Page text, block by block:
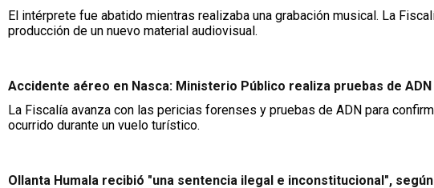
El intérprete fue abatido mientras realizaba una grabación musical. La
producción de un nuevo material audiovisual.
Accidente aéreo en Nasca: Ministerio Público realiza pruebas de
La Fiscalía avanza con las pericias forenses y pruebas de ADN para
ocurrido durante un vuelo turístico.
Ollanta Humala recibió "una sentencia ilegal e inconstitucional",